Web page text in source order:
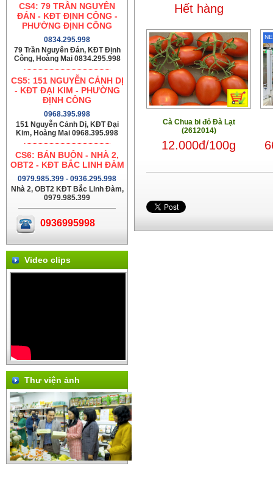
CS4: 79 TRẦN NGUYÊN
ĐÁN - KĐT ĐỊNH CÔNG -
PHƯỜNG ĐỊNH CÔNG
0834.295.998
79 Trần Nguyên Đán, KĐT Định
Công, Hoàng Mai 0834.295.998
CS5: 151 NGUYỄN CẢNH DỊ
- KĐT ĐẠI KIM - PHƯỜNG
ĐỊNH CÔNG
0968.395.998
151 Nguyễn Cảnh Dị, KĐT Đại
Kim, Hoàng Mai 0968.395.998
CS6: BÁN BUÔN - NHÀ 2,
OBT2 - KĐT BẮC LINH ĐÀM
0979.985.399 - 0936.295.998
Nhà 2, OBT2 KĐT Bắc Linh Đàm,
0979.985.399
0936995998
Video clips
Thư viện ảnh
Hết hàng
Cà Chua bi đỏ Đà Lạt
(2612014)
12.000đ/100g